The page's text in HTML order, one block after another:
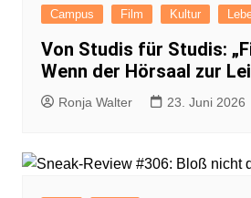
Campus Film Kultur
Von Studis für Studis:
Wenn der Hörsaal zur
Ronja Walter 23. Juni 2026